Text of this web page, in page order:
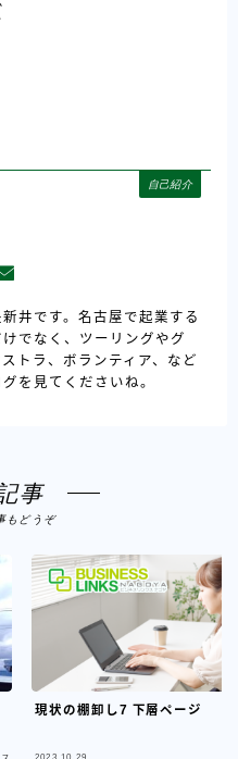
自己紹介
井です。名古屋で起業する
でなく、ツーリングやグ
トラ、ボランティア、など
を見てくださいね。
事
もどうぞ
現状の棚卸し7 下層ページ